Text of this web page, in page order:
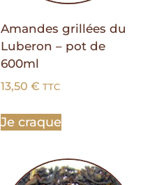
Amandes grillées du
Luberon – pot de
600ml
13,50 € TTC
Je craque